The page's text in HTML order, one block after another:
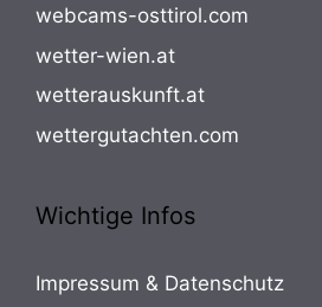
webcams-osttirol.com
wetter-wien.at
wetterauskunft.at
wettergutachten.com
Wichtige Infos
Impressum & Datenschutz